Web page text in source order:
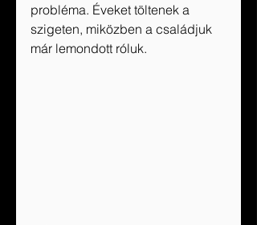
probléma. Éveket töltenek a
szigeten, miközben a családjuk
már lemondott róluk.